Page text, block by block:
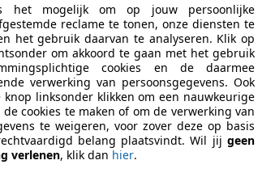
nieuwe voertuigen. Afhankelijk van de kilometerstand,
aanzienlijk variëren.
het mogelijk om op jouw persoonlijke
reclame te tonen, onze diensten te
het gebruik daarvan te analyseren. Klik op
om akkoord te gaan met het gebruik
cookies en de daarmee
verwerking van persoonsgegevens. Ook
knop linksonder klikken om een nauwkeurige
de cookies te maken of om de verwerking van
te weigeren, voor zover deze op basis
belang plaatsvindt. Wil jij geen
verlenen, klik dan hier.